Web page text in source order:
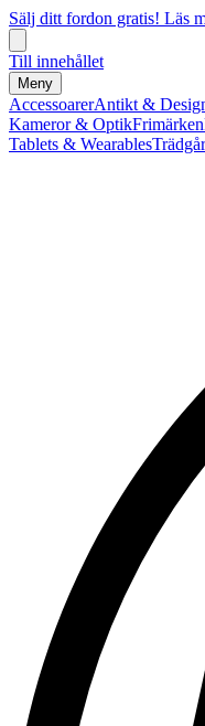
Sälj ditt fordon gratis! Läs
Till innehållet
Meny
AccessoarerAntikt &
Kameror & OptikFrimärken
Tablets & Wearables